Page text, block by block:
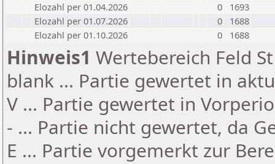
Elozahl per 01.04.2026
0
1693
Elozahl per 01.07.2026
0
1688
Elozahl per 01.10.2026
0 1688
Hinweis1 Wertebereich Feld
blank ... Partie gewertet in
V ... Partie gewertet in
- ... Partie nicht gewertet, da
E ... Partie vorgemerkt zur